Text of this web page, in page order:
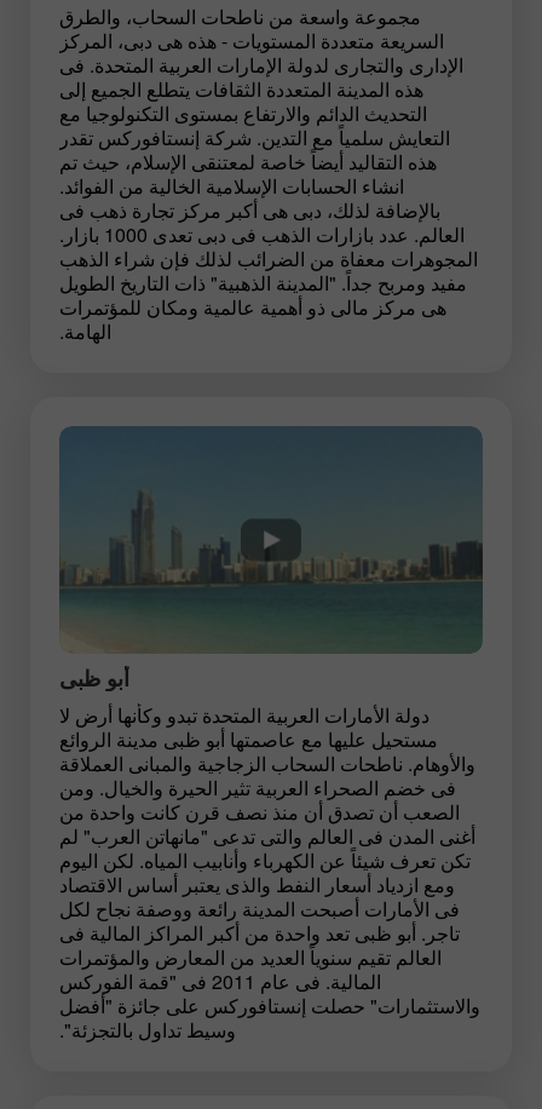
مجموعة واسعة من ناطحات السحاب، والطرق
السريعة متعددة المستويات - هذه هى دبى، المركز
الإدارى والتجارى لدولة الإمارات العربية المتحدة. فى
هذه المدينة المتعددة الثقافات يتطلع الجميع إلى
التحديث الدائم والارتفاع بمستوى التكنولوجيا مع
التعايش سلمياً مع التدين. شركة إنستافوركس تقدر
هذه التقاليد أيضاً خاصة لمعتنقى الإسلام، حيث تم
انشاء الحسابات الإسلامية الخالية من الفوائد.
بالإضافة لذلك، دبى هى أكبر مركز تجارة ذهب فى
العالم. عدد بازارات الذهب فى دبى تعدى 1000 بازار.
المجوهرات معفاة من الضرائب لذلك فإن شراء الذهب
مفيد ومربح جداً. "المدينة الذهبية" ذات التاريخ الطويل
هى مركز مالى ذو أهمية عالمية ومكان للمؤتمرات
الهامة.
أبو ظبى
دولة الأمارات العربية المتحدة تبدو وكأنها أرض لا
مستحيل عليها مع عاصمتها أبو ظبى مدينة الروائع
والأوهام. ناطحات السحاب الزجاجية والمبانى العملاقة
فى خضم الصحراء العربية تثير الحيرة والخيال. ومن
الصعب أن تصدق أن منذ نصف قرن كانت واحدة من
أغنى المدن فى العالم والتى تدعى "مانهاتن العرب" لم
تكن تعرف شيئاً عن الكهرباء وأنابيب المياه. لكن اليوم
ومع ازدياد أسعار النفط والذى يعتبر أساس الاقتصاد
فى الأمارات أصبحت المدينة رائعة ووصفة نجاح لكل
تاجر. أبو ظبى تعد واحدة من أكبر المراكز المالية فى
العالم تقيم سنوياً العديد من المعارض والمؤتمرات
المالية. فى عام 2011 فى "قمة الفوركس
والاستثمارات" حصلت إنستافوركس على جائزة "أفضل
وسيط تداول بالتجزئة".